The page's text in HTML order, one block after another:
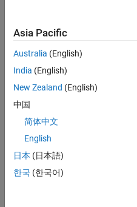
写真
ら、
長方
形の
切り
抜き
たい
えて
おり
Asia Pacific
Australia (English)
India (English)
New Zealand (English)
中国
简体中文
English
日本 (日本語)
한국 (한국어)